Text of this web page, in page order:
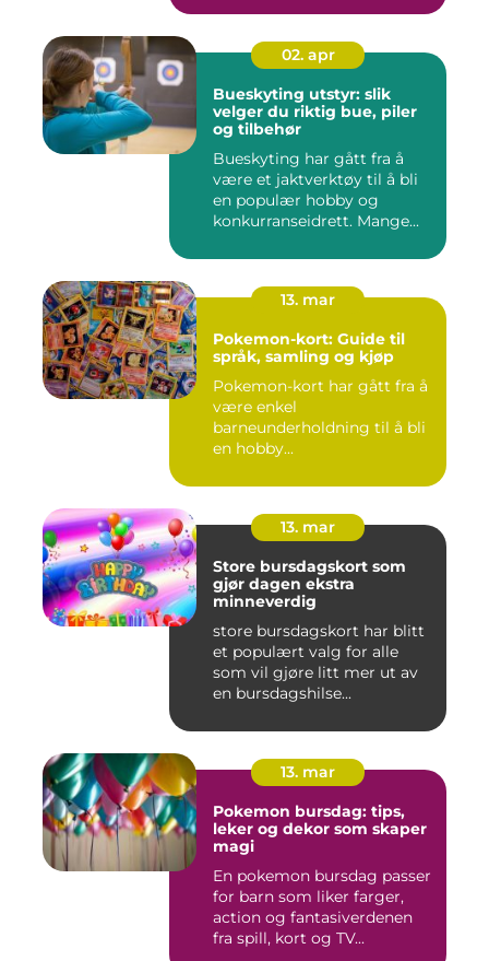
02. apr
Bueskyting utstyr: slik
velger du riktig bue, piler
og tilbehør
Bueskyting har gått fra å
være et jaktverktøy til å bli
en populær hobby og
konkurranseidrett. Mange...
13. mar
Pokemon-kort: Guide til
språk, samling og kjøp
Pokemon-kort har gått fra å
være enkel
barneunderholdning til å bli
en hobby...
13. mar
Store bursdagskort som
gjør dagen ekstra
minneverdig
store bursdagskort har blitt
et populært valg for alle
som vil gjøre litt mer ut av
en bursdagshilse...
13. mar
Pokemon bursdag: tips,
leker og dekor som skaper
magi
En pokemon bursdag passer
for barn som liker farger,
action og fantasiverdenen
fra spill, kort og TV...